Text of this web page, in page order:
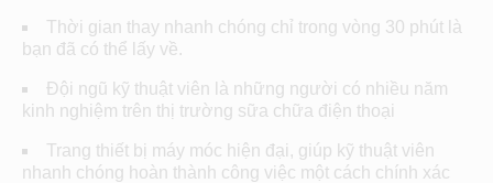
Thời gian thay nhanh chóng chỉ trong vòng 30 phút là
bạn đã có thể lấy về.
Đội ngũ kỹ thuật viên là những người có nhiều năm
kinh nghiệm trên thị trường sữa chữa điện thoại
Trang thiết bị máy móc hiện đại, giúp kỹ thuật viên
nhanh chóng hoàn thành công việc một cách chính xác